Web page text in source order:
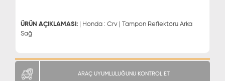
ÜRÜN AÇIKLAMASI: | Honda : Crv | Tampon Reflektörü Arka
Sağ
ARAÇ UYUMLULUĞUNU KONTROL ET